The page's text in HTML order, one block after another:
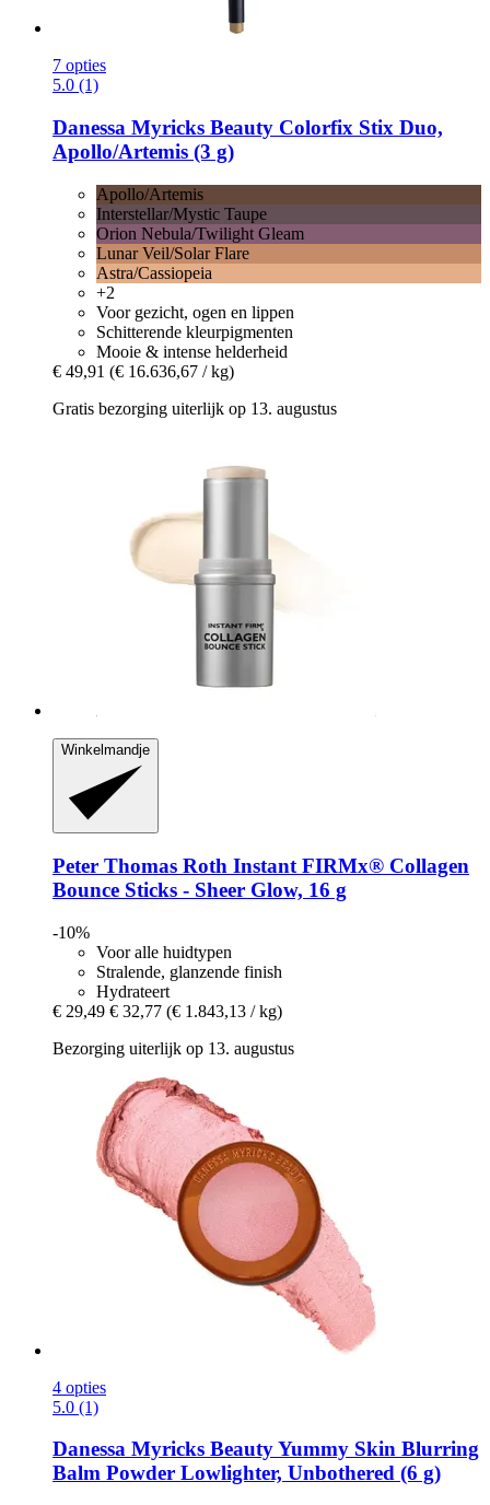
7 opties
5.0 (1)
Danessa Myricks Beauty Colorfix Stix Duo,
Apollo/Artemis (3 g)
Apollo/Artemis
Interstellar/Mystic Taupe
Orion Nebula/Twilight Gleam
Lunar Veil/Solar Flare
Astra/Cassiopeia
+2
Voor gezicht, ogen en lippen
Schitterende kleurpigmenten
Mooie & intense helderheid
€ 49,91 (€ 16.636,67 / kg)
Gratis bezorging uiterlijk op 13. augustus
Winkelmandje
Peter Thomas Roth Instant FIRMx® Collagen
Bounce Sticks -​ Sheer Glow, 16 g
-10%
Voor alle huidtypen
Stralende, glanzende finish
Hydrateert
€ 29,49 € 32,77 (€ 1.843,13 / kg)
Bezorging uiterlijk op 13. augustus
4 opties
5.0 (1)
Danessa Myricks BeautyYummy Skin Blurring
Balm Powder Lowlighter, Unbothered (6 g)